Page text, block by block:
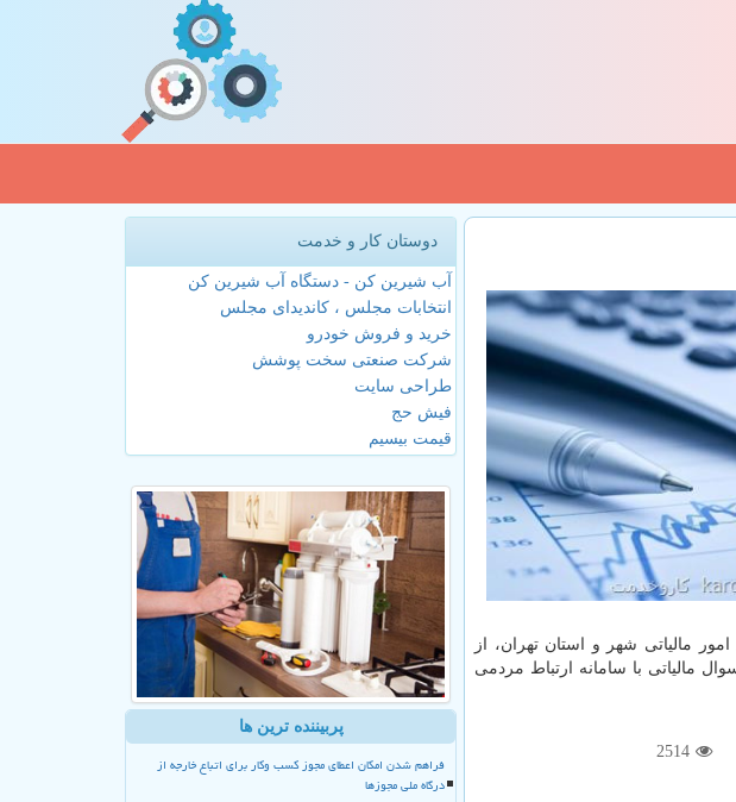
مالیاتی شهر و استان تهران، از
مالیاتی با سامانه ارتباط مردمی
2514
دوستان کار و خدمت
آب شیرین کن - دستگاه آب شیرین کن
انتخابات مجلس ، کاندیدای مجلس
خرید و فروش خودرو
شرکت صنعتی سخت پوشش
طراحی سایت
فیش حج
قیمت بیسیم
پربیننده ترین ها
فراهم شدن امکان اعطای مجوز کسب وکار برای اتباع خارجه از
درگاه ملی مجوزها